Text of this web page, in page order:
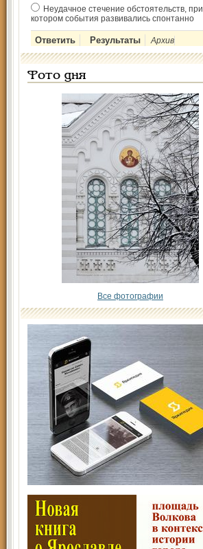
Неудачное стечение обстоятельств, при
котором события развивались спонтанно
Архив
Фото дня
Все фотографии